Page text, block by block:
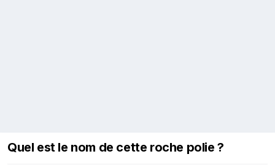
Quel est le nom de cette roche polie ?